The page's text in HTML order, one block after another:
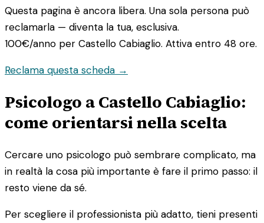
Questa pagina è ancora libera. Una sola persona può
reclamarla — diventa la tua, esclusiva.
100€/anno per Castello Cabiaglio. Attiva entro 48 ore.
Reclama questa scheda →
Psicologo a Castello Cabiaglio:
come orientarsi nella scelta
Cercare uno psicologo può sembrare complicato, ma
in realtà la cosa più importante è fare il primo passo: il
resto viene da sé.
Per scegliere il professionista più adatto, tieni presenti